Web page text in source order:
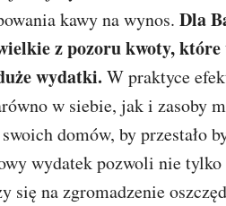
kawy na wynos. Dla
z pozoru kwoty,
wydatki. W praktyce
w siebie, jak i zasoby
domów, by przestało
wydatek pozwoli nie
się na zgromadzenie